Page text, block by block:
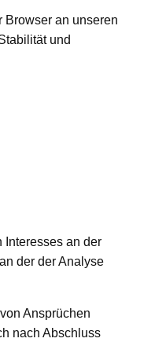
Browser an unseren
und
Interesses an der
der der Analyse
Ansprüchen
nach Abschluss